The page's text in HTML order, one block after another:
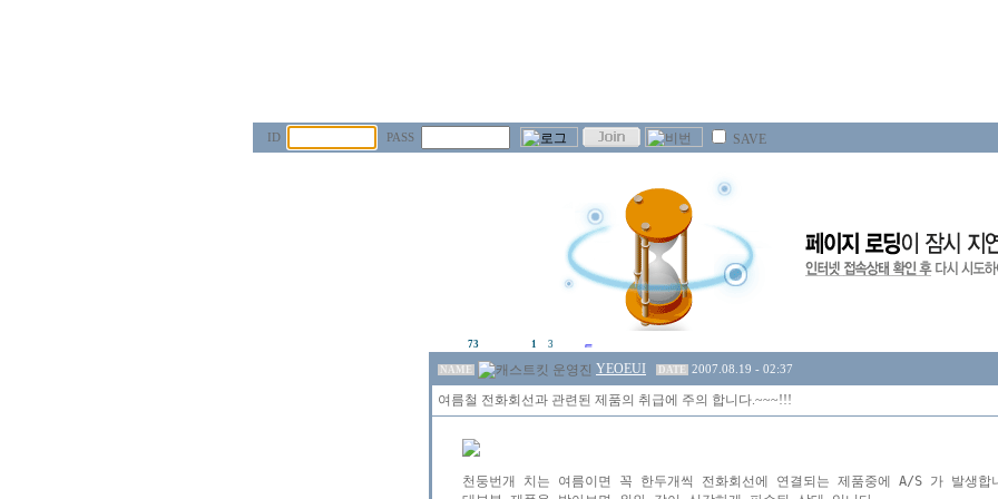
ID PASS SAVE
73 1 3
NAME YEOEUI DATE 2007.08.19 - 02:37
여름철 전화회선과 관련된 제품의 취급에 주의 합니다.~~~!!!
천둥번개 치는 여름이면 꼭 한두개씩 전화회선에 연결되는 제품중에 A/S 가 발생합